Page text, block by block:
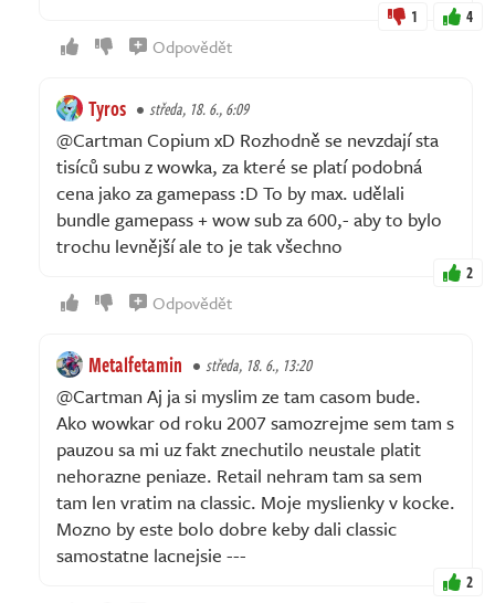
1 4
Odpovědět
Tyros středa, 18. 6., 6:09
@Cartman Copium xD Rozhodně se nevzdají sta
tisíců subu z wowka, za které se platí podobná
cena jako za gamepass :D To by max. udělali
bundle gamepass + wow sub za 600,- aby to bylo
trochu levnější ale to je tak všechno
2
Odpovědět
Metalfetamin středa, 18. 6., 13:20
@Cartman Aj ja si myslim ze tam casom bude.
Ako wowkar od roku 2007 samozrejme sem tam s
pauzou sa mi uz fakt znechutilo neustale platit
nehorazne peniaze. Retail nehram tam sa sem
tam len vratim na classic. Moje myslienky v kocke.
Mozno by este bolo dobre keby dali classic
samostatne lacnejsie ---
2